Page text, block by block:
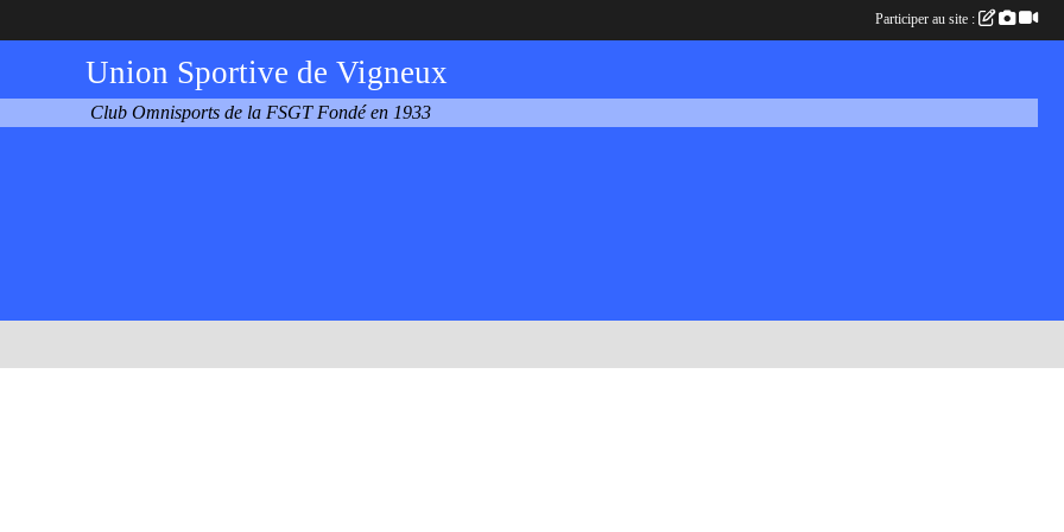
Union Sportive de Vigneux
Club Omnisports de la FSGT Fondé en 1933
Participer au site :